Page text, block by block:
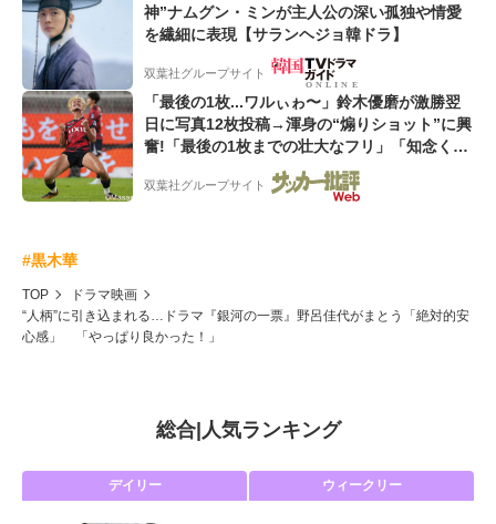
神”ナムグン・ミンが主人公の深い孤独や情愛
を繊細に表現【サランヘジョ韓ドラ】
双葉社グループサイト
「最後の1枚...ワルぃゎ〜」鈴木優磨が激勝翌
日に写真12枚投稿→渾身の“煽りショット”に興
奮!「最後の1枚までの壮大なフリ」「知念くん
のことどんだけ好きなんよw」
双葉社グループサイト
#黒木華
TOP
ドラマ映画
“人柄”に引き込まれる…ドラマ『銀河の一票』野呂佳代がまとう「絶対的安
心感」 「やっぱり良かった！」
総合| 人気ランキング
デイリー ウィークリー